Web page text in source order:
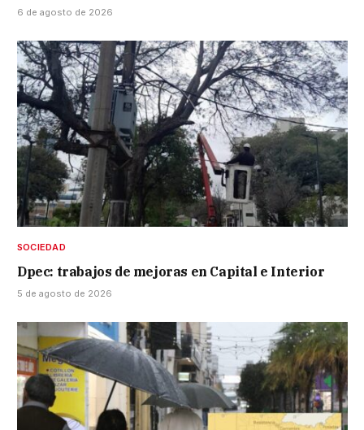
6 de agosto de 2026
SOCIEDAD
Dpec: trabajos de mejoras en Capital e Interior
5 de agosto de 2026